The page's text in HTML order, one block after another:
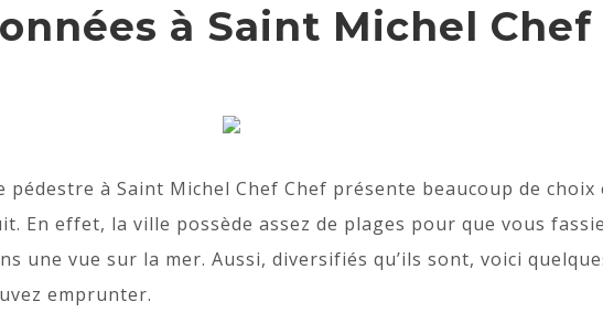
à Saint Michel Chef
pédestre à Saint Michel Chef Chef présente beaucoup de choix
En effet, la ville possède assez de plages pour que vous
une vue sur la mer. Aussi, diversifiés qu’ils sont, voici
emprunter.